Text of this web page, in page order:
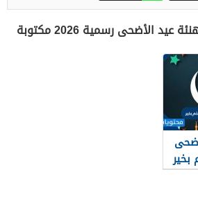
الأضحى رسمية 2026 مكتوبة
بخير